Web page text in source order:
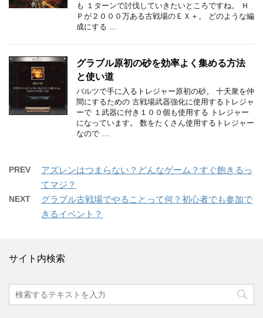
も １ターンで討伐していきたいところですね。 Ｈ
Ｐが２０００万ある古戦場のＥＸ＋。 どのような編
成にする …
グラブル原初の砂を効率よく集める方法
と使い道
バルツで手に入るトレジャー原初の砂。 十天衆を仲
間にするための 古戦場武器強化に使用するトレジャ
ーで １武器に付き１００個も使用する トレジャー
になっています。 数をたくさん使用するトレジャー
なので …
PREV
アズレンはつまらない？どんなゲーム？すぐ飽きるっ
てマジ？
NEXT
グラブル古戦場でやることって何？初心者でも参加で
きるイベント？
サイト内検索